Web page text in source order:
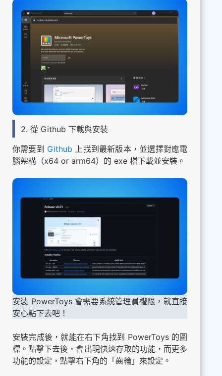
2. 從 Github 下載與安裝
你需要到 Github 上找到最新版本，並選擇對應電
腦架構（x64 or arm64）的 exe 檔下載並安裝。
安裝 PowerToys 會需要系統管理員權限，就直接
安心點下去吧！
安裝完成後，就能在右下角找到 PowerToys 的圖
標。點擊下去後，會出現快速存取的功能，而更多
功能的設定，點擊右下角的「齒輪」來設定。